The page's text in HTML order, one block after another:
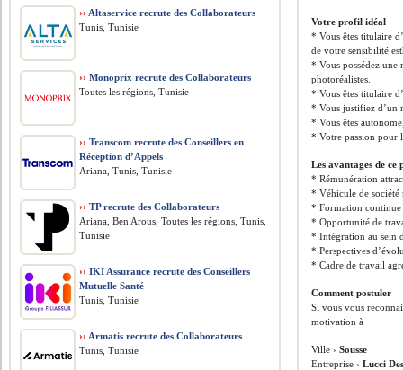
Votre profil idéal
* Vous êtes titulaire
de votre sensibilité
* Vous possédez une
photoréalistes.
* Vous êtes titulaire
* Vous justifiez d’un
* Vous êtes
* Votre passion pour
Les avantages de ce
* Rémunération
* Véhicule de société
* Formation continue
* Opportunité de
* Intégration au sein
* Perspectives
* Cadre de travail
Comment postuler
Si vous vous
motivation à
Ville ›Sousse
Entreprise ›Lucci
›› Altaservice recrute des Collaborateurs
Tunis, Tunisie
›› Monoprix recrute des Collaborateurs
Toutes les régions, Tunisie
›› Transcom recrute des Conseillers en
Réception d’Appels
Ariana, Tunis, Tunisie
›› TP recrute des Collaborateurs
Ariana, Ben Arous, Toutes les régions, Tunis,
Tunisie
›› IKI Assurance recrute des Conseillers
Mutuelle Santé
Tunis, Tunisie
›› Armatis recrute des Collaborateurs
Tunis, Tunisie